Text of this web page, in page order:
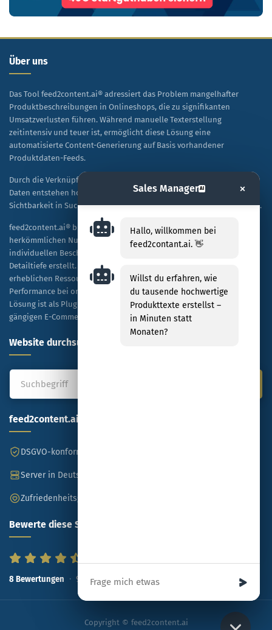
Über uns
Das Tool feed2content.ai® adressiert das Problem mangelhafter
Produktbeschreibungen in Onlineshops, die zu signifikanten
Umsatzverlusten führen. Während manuelle Texterstellung
zeitintensiv und teuer ist, ermöglicht diese Lösung eine
automatisierte Content-Generierung auf Basis vorhandener
Produktdaten-Feeds.
Durch die Verknüpfung von KI-Technologie mit spezifischen Shop-
Daten entstehen hochwertige, SEO-optimierte Texte, die sowohl die
Sichtbarkeit in Suchmaschinen als auch die Kaufbereitschaft steigern.
feed2content.ai® bietet eine skalierbare Alternative zur
herkömmlichen Nutzung von ChatGPT, indem es Tausende von
individuellen Beschreibungen kosteneffizient und in hoher
Detailtiefe erstellt. Unternehmen profitieren dabei von einer
erheblichen Ressourceneinsparung sowie einer verbesserten
Performance bei organischen Rankings und bezahlten Anzeigen. Die
Lösung ist als Plug-and-Play-Modell konzipiert und mit allen
gängigen E-Commerce-Plattformen kompatibel.
Website durchsuchen
feed2content.ai
DSGVO-konform
Server in Deutschland
Zufriedenheitsgarantie
Bewerte diese Seite
8 Bewertungen 93 %
Copyright © feed2content.ai
Sales Manager AI ×
Hallo, willkommen bei
feed2contant.ai. 👋
Willst du erfahren, wie
du tausende hochwertige
Produkttexte erstellst –
in Minuten statt
Monaten?